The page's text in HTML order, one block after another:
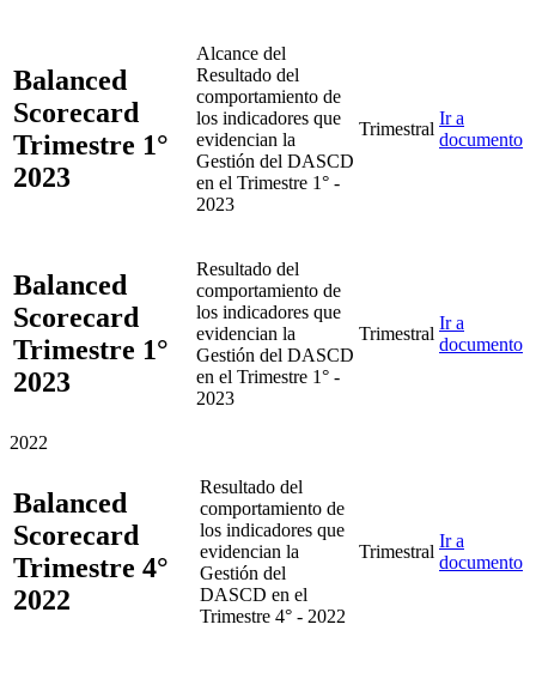
Balanced
Scorecard
Trimestre 1°
2023
Alcance del
Resultado del
comportamiento de
los indicadores que
evidencian la
Gestión del DASCD
en el Trimestre 1° -
2023
Trimestral
Ir a
documento
Balanced
Scorecard
Trimestre 1°
2023
Resultado del
comportamiento de
los indicadores que
evidencian la
Gestión del DASCD
en el Trimestre 1° -
2023
Trimestral
Ir a
documento
2022
Balanced
Scorecard
Trimestre 4°
2022
Resultado del
comportamiento de
los indicadores que
evidencian la
Gestión del
DASCD en el
Trimestre 4° - 2022
Trimestral
Ir a
documento